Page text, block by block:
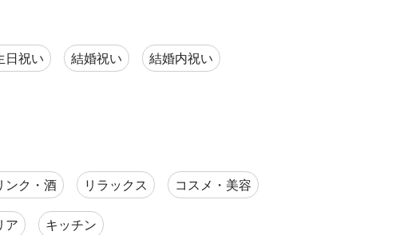
日祝い 結婚祝い 結婚内祝い
ンク・酒 リラックス コスメ・美容
ア キッチン